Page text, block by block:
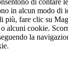
in alcun modo di
più, fare clic su
alcuni cookie.
la